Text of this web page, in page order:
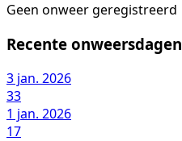
Geen onweer geregistreerd
Recente onweersdagen
3 jan. 2026
33
1 jan. 2026
17